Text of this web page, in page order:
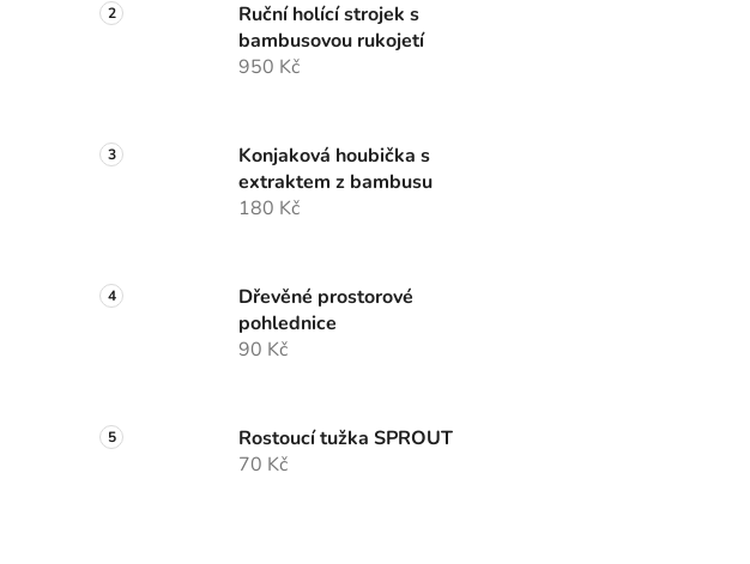
Ruční holící strojek s
bambusovou rukojetí
950 Kč
Konjaková houbička s
extraktem z bambusu
180 Kč
Dřevěné prostorové
pohlednice
90 Kč
Rostoucí tužka SPROUT
70 Kč